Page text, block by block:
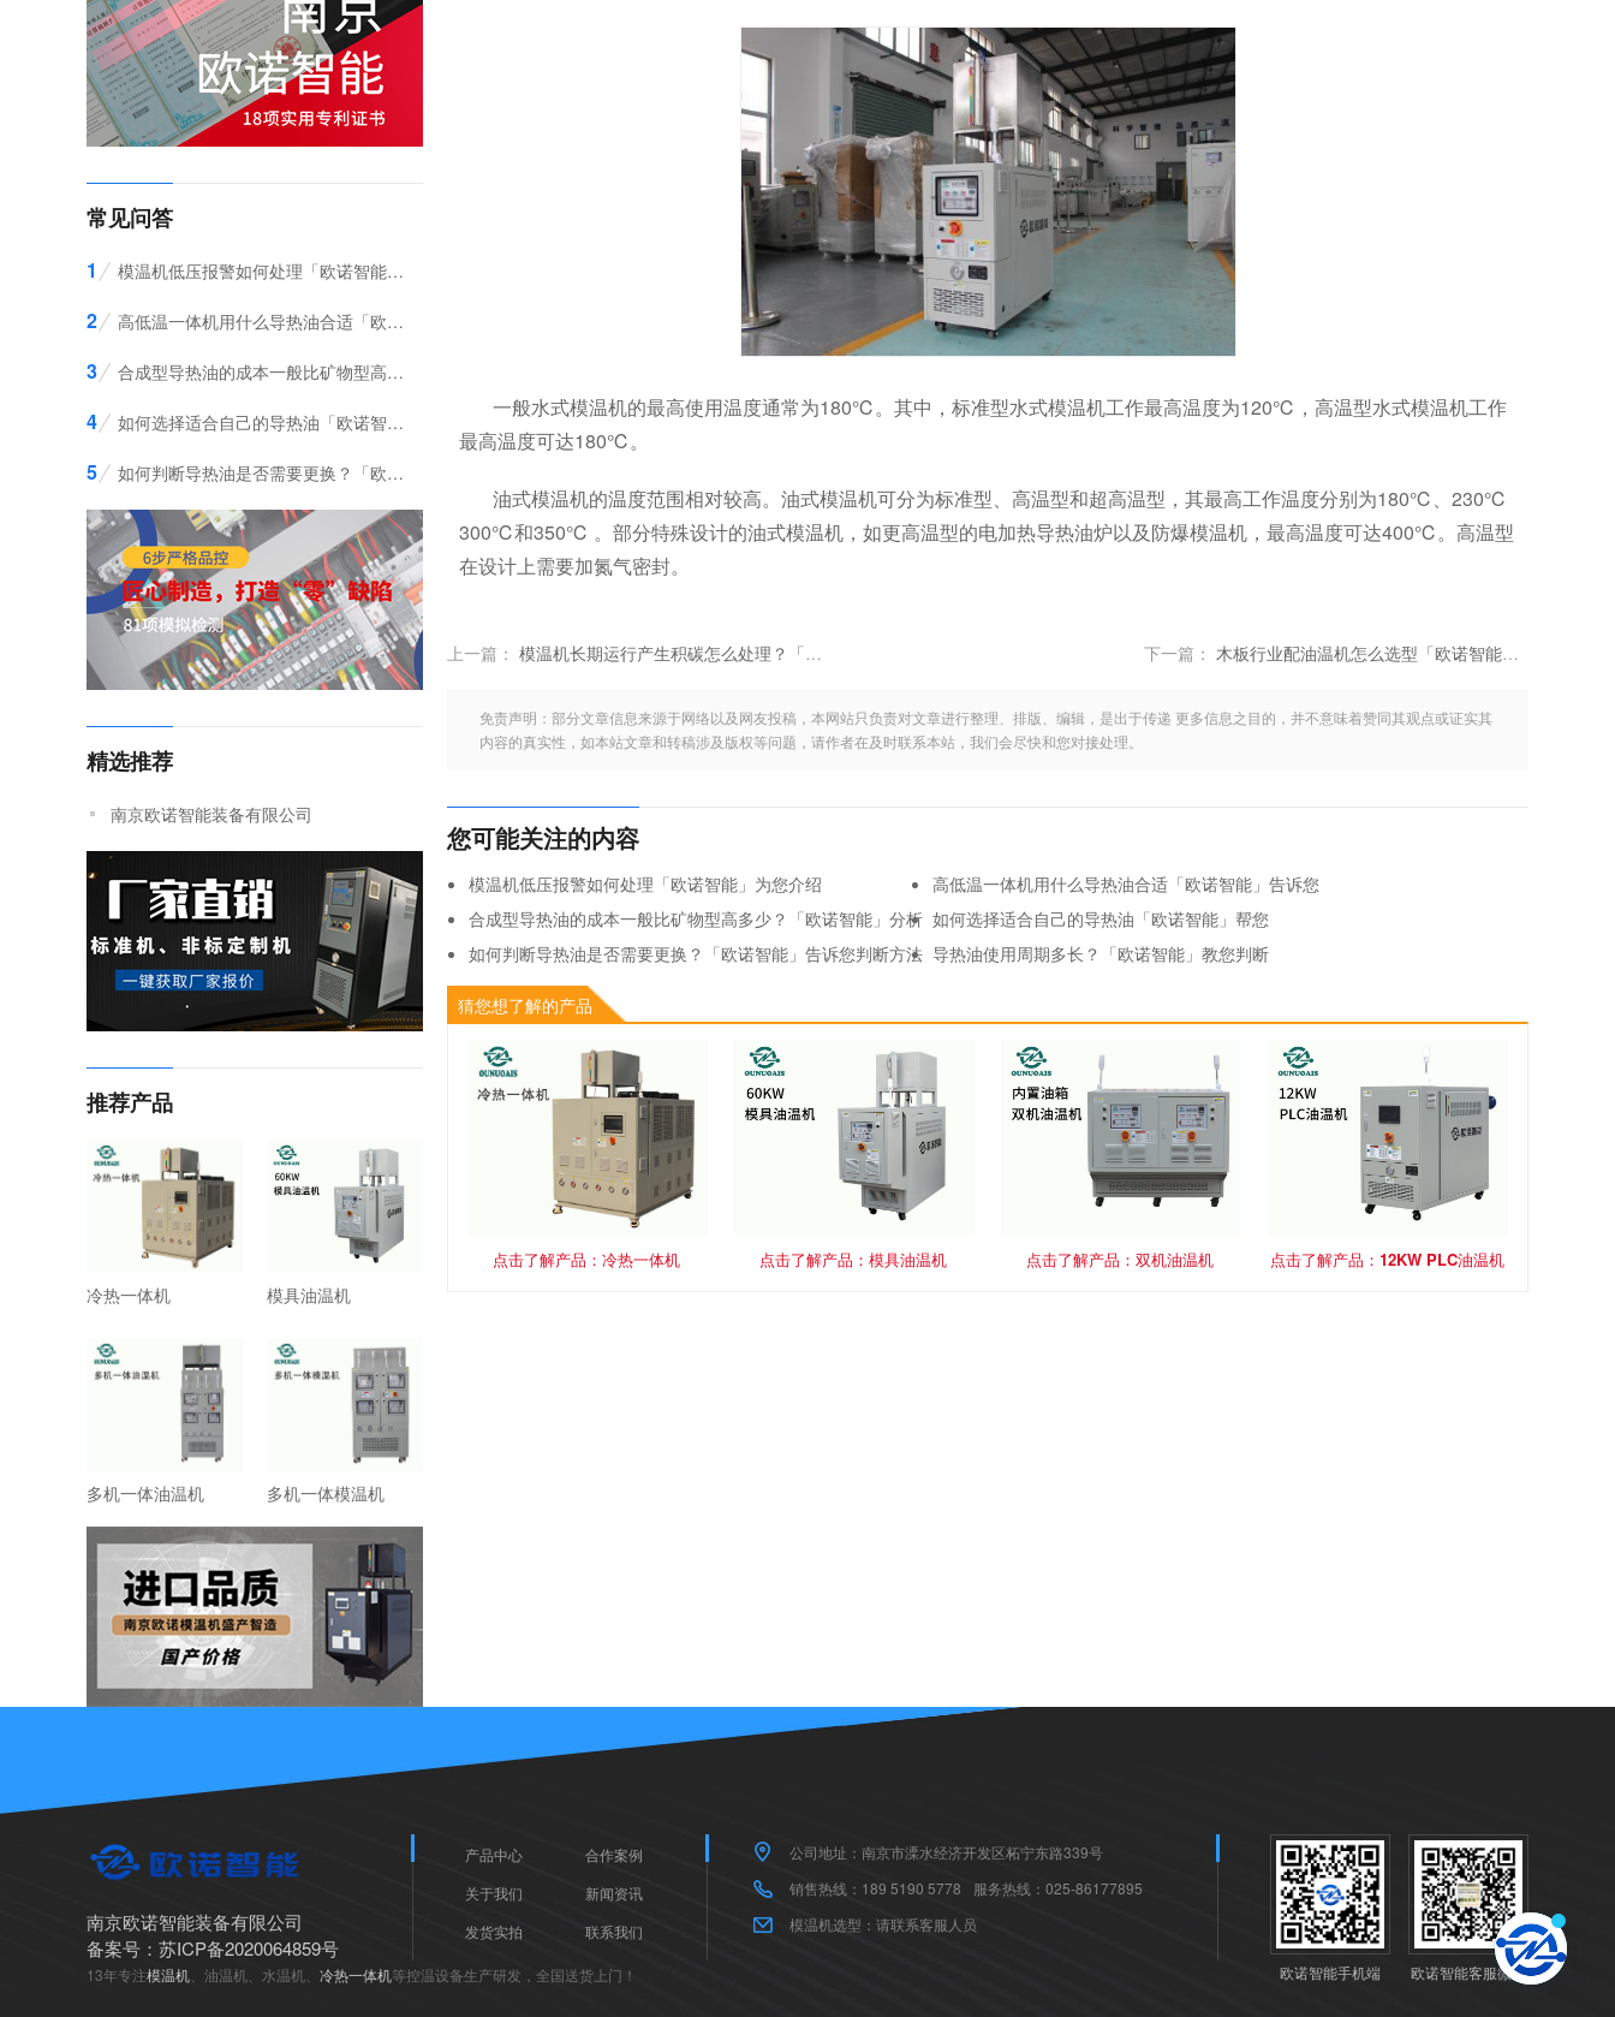
一般水式模温机的最高使用温度通常为180℃。其中，标准型水式模温机工作最高温度为120℃，高温型水式模温机工作
最高温度可达180℃。
油式模温机的温度范围相对较高。油式模温机可分为标准型、高温型和超高温型，其最高工作温度分别为180℃、230℃
300℃和350℃ 。部分特殊设计的油式模温机，如更高温型的电加热导热油炉以及防爆模温机，最高温度可达400℃。高温型
在设计上需要加氮气密封。
下一篇： 木板行业配油温机怎么选型「欧诺智能」告诉您
上一篇： 模温机长期运行产生积碳怎么处理？「欧诺智能」解答
免责声明：部分文章信息来源于网络以及网友投稿，本网站只负责对文章进行整理、排版、编辑，是出于传递 更多信息之目的，并不意味着赞同其观点或证实其
内容的真实性，如本站文章和转稿涉及版权等问题，请作者在及时联系本站，我们会尽快和您对接处理。
您可能关注的内容
模温机低压报警如何处理「欧诺智能」为您介绍
高低温一体机用什么导热油合适「欧诺智能」告诉您
合成型导热油的成本一般比矿物型高多少？「欧诺智能」分析 如何选择适合自己的导热油「欧诺智能」帮您
如何判断导热油是否需要更换？「欧诺智能」告诉您判断方法 导热油使用周期多长？「欧诺智能」教您判断
如何选择适合特定应用场景的导热油？「欧诺智能」告诉您
合成型导热油的使用寿命一般是多久？「欧诺智能」为你详细分析如何防止油式模温机积碳「欧诺智能」告诉您方法
猜您想了解的产品
点击了解产品：冷热一体机 点击了解产品：模具油温机 点击了解产品：双机油温机 点击了解产品：12KW PLC油温机
常见问答
1 模温机低压报警如何处理「欧诺智能」为您介绍
2 高低温一体机用什么导热油合适「欧诺智能」告诉您
3 合成型导热油的成本一般比矿物型高多少？「欧诺智能」分析
4 如何选择适合自己的导热油「欧诺智能」帮您
5 如何判断导热油是否需要更换？「欧诺智能」告诉您判断方法
精选推荐
南京欧诺智能装备有限公司
推荐产品
冷热一体机 模具油温机
多机一体油温机 多机一体模温机
南京欧诺智能装备有限公司
备案号： 苏ICP备2020064859号
13年专注模温机 、油温机、水温机、 冷热一体机等控温设备生产研发，全国送货上门！
产品中心
合作案例
关于我们
新闻资讯
发货实拍
联系我们
公司地址：南京市溧水经济开发区柘宁东路339号
销售热线：189 5190 5778
服务热线：025-86177895
模温机选型：请联系客服人员
欧诺智能手机端 欧诺智能客服微信